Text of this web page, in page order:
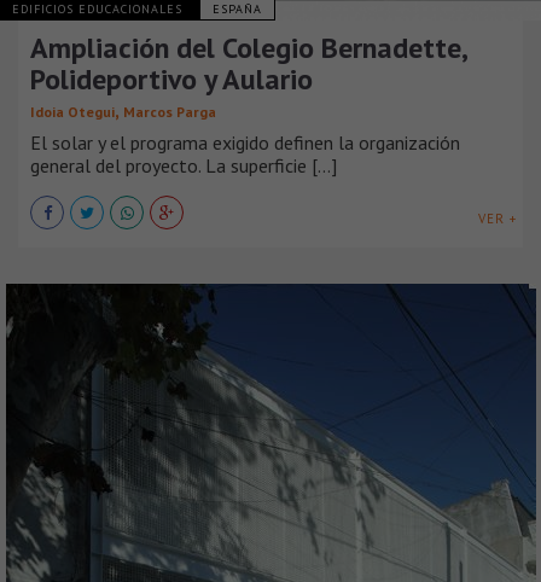
EDIFICIOS EDUCACIONALES ESPAÑA
Ampliación del Colegio Bernadette,
Polideportivo y Aulario
Idoia Otegui, Marcos Parga
El solar y el programa exigido definen la organización
general del proyecto. La superficie [...]
VER +